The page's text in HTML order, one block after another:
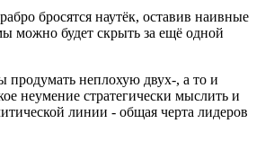
бросятся наутёк, оставив наивные
можно будет скрыть за ещё одной
неплохую двух-, а то и
неумение стратегически мыслить и
линии - общая черта лидеров